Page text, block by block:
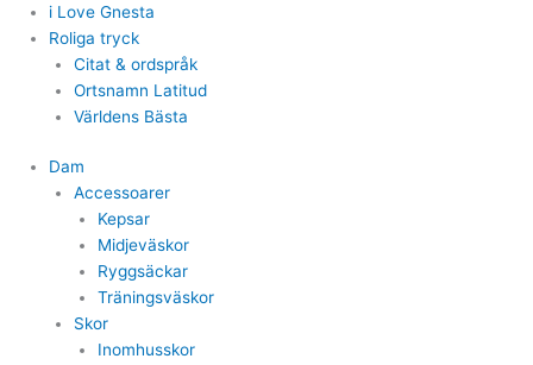
i Love Gnesta
Roliga tryck
Citat & ordspråk
Ortsnamn Latitud
Världens Bästa
Dam
Accessoarer
Kepsar
Midjeväskor
Ryggsäckar
Träningsväskor
Skor
Inomhusskor